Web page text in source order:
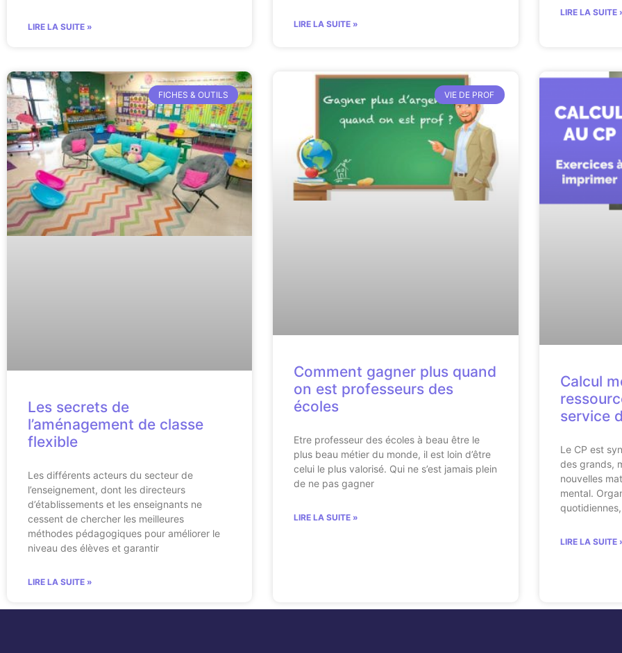
LIRE LA SUITE » LIRE LA SUITE »
LIRE LA SUITE
FICHES & OUTILS
Les secrets de
l’aménagement de classe
flexible
Les différents acteurs du secteur de
l’enseignement, dont les directeurs
d’établissements et les enseignants ne
cessent de chercher les meilleures
méthodes pédagogiques pour améliorer le
niveau des élèves et garantir
LIRE LA SUITE »
VIE DE PROF
Comment gagner plus quand
on est professeurs des
écoles
Etre professeur des écoles à beau être le
plus beau métier du monde, il est loin d’être
celui le plus valorisé. Qui ne s’est jamais plein
de ne pas gagner
LIRE LA SUITE »
Calcul
service
Le CP est
des grands,
nouvelles
mental.
LIRE LA SUITE